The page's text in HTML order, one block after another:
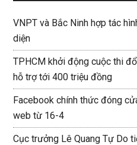
VNPT và Bắc Ninh hợp tác
diện
TPHCM khởi động cuộc thi
hỗ trợ tới 400 triệu đồng
Facebook chính thức đóng
web từ 16-4
Cục trưởng Lê Quang Tự Do